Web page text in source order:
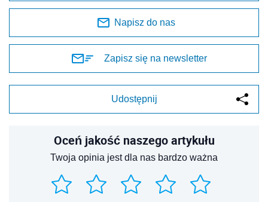
Napisz do nas
Zapisz się na newsletter
Udostępnij
Oceń jakość naszego artykułu
Twoja opinia jest dla nas bardzo ważna